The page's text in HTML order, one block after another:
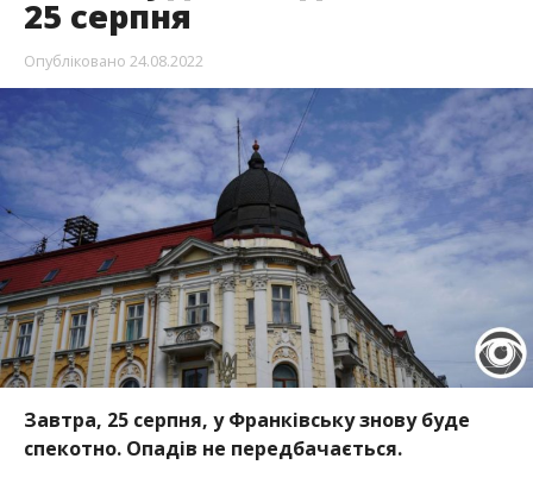
25 серпня
Опубліковано 24.08.2022
Завтра, 25 серпня, у Франківську знову буде
спекотно. Опадів не передбачається.